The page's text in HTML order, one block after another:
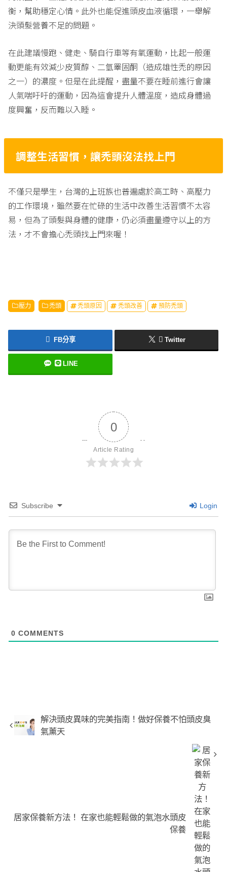
衡，幫助穩定心情。此外也能促進頭皮血液循環，一舉解
決頭髮營養不足的問題。
在此建議慢跑、健走、騎自行車等有氧運動，比起一般運
動更能有效減少皮質醇、二氫睪固酮（造成雄性禿的原因
之一）的濃度。但是在此提醒，盡量不要在睡前進行會讓
人氣喘吁吁的運動，因為這會提升人體溫度，造成身體過
度興奮，反而難以入睡。
調整生活習慣，讓禿頭沒法找上門
不僅只是學生，台灣的上班族也普遍處於高工時、高壓力
的工作環境，雖然要在忙碌的生活中改善生活習慣不太容
易，但為了頭髮與身體的健康，仍必須盡量遵守以上的方
法，才不會擔心禿頭找上門來喔！
壓力 禿頭 禿頭原因 禿頭改善 預防禿頭
FB分享 Twitter
LINE
0
Article Rating
Subscribe Login
0 COMMENTS
解決頭皮異味的完美指南！做好保養不怕頭皮臭
氣薰天
居家保養新方法！ 在家也能輕鬆做的氣泡水頭皮
保養